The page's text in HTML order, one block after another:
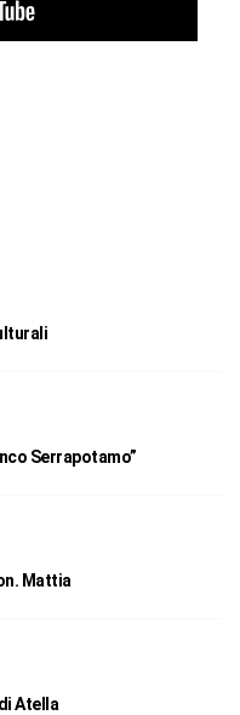
Serrapotamo”
Mattia
Atella